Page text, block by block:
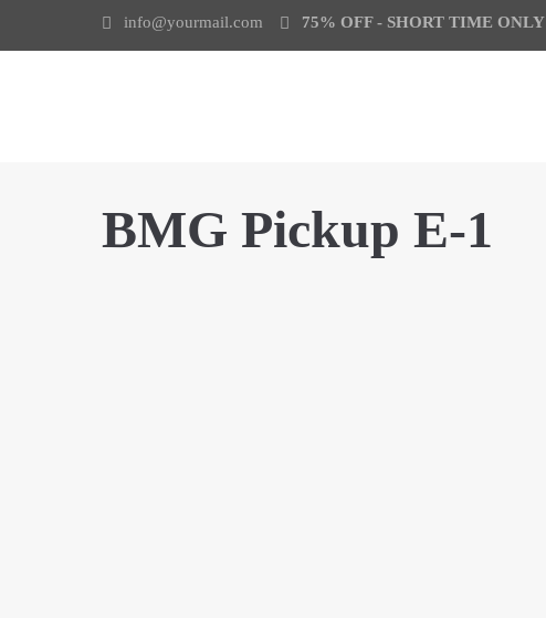
info@yourmail.com 75% OFF - SHORT TIME ONLY
BMG Pickup E-1